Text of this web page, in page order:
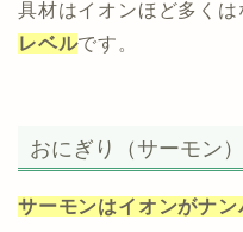
具材はイオンほど多くは
レベルです。
おにぎり（サーモン
サーモンはイオンがナン